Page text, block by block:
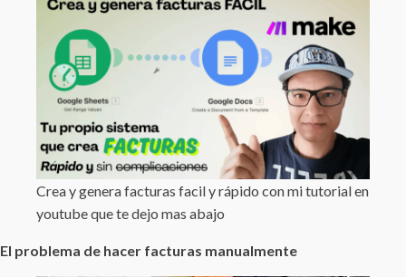
Crea y genera facturas facil y rápido con mi tutorial en
youtube que te dejo mas abajo
El problema de hacer facturas manualmente